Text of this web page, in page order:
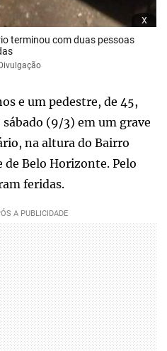
x
terminou com duas pessoas
e um pedestre, de 45,
(9/3) em um grave
na altura do Bairro
de Belo Horizonte. Pelo
feridas.